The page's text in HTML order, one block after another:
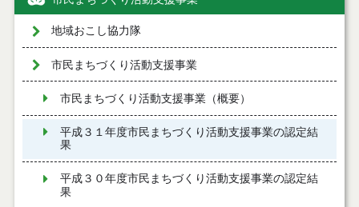
地域おこし協力隊
市民まちづくり活動支援事業
市民まちづくり活動支援事業（概要）
平成３１年度市民まちづくり活動支援事業の認定結
果
平成３０年度市民まちづくり活動支援事業の認定結
果